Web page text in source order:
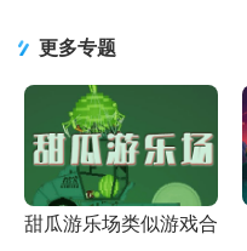
更多专题
甜瓜游乐场类似游戏合